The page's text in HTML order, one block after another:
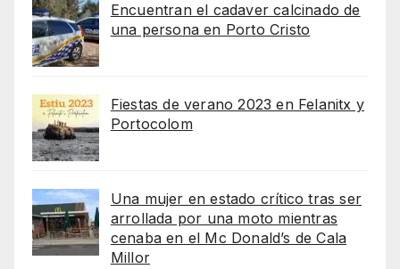
Encuentran el cadaver calcinado de
una persona en Porto Cristo
Fiestas de verano 2023 en Felanitx y
Portocolom
Una mujer en estado crítico tras ser
arrollada por una moto mientras
cenaba en el Mc Donald’s de Cala
Millor